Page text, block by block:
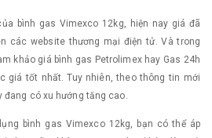
bình gas Vimexco 12kg, hiện nay giá đã
các website thương mại điện tử. Và trong
khảo giá bình gas Petrolimex hay Gas 24h
giá tốt nhất. Tuy nhiên, theo thông tin mới
đang có xu hướng tăng cao.
bình gas Vimexco 12kg, bạn có thể áp